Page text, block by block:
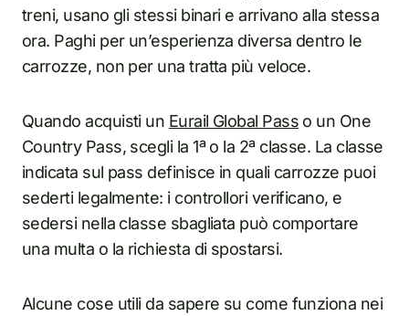
treni, usano gli stessi binari e arrivano alla stessa
ora. Paghi per un’esperienza diversa dentro le
carrozze, non per una tratta più veloce.
Quando acquisti un Eurail Global Pass o un One
Country Pass, scegli la 1ª o la 2ª classe. La classe
indicata sul pass definisce in quali carrozze puoi
sederti legalmente: i controllori verificano, e
sedersi nella classe sbagliata può comportare
una multa o la richiesta di spostarsi.
Alcune cose utili da sapere su come funziona nei